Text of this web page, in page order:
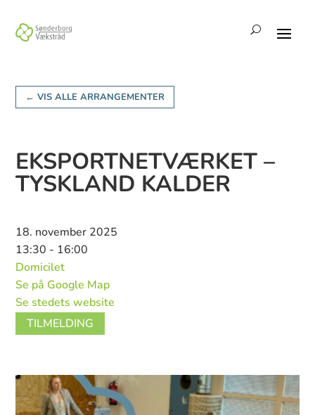
← VIS ALLE ARRANGEMENTER
EKSPORTNETVÆRKET –
TYSKLAND KALDER
18. november 2025
13:30 - 16:00
Domicilet
Se på Google Map
TILMELDING